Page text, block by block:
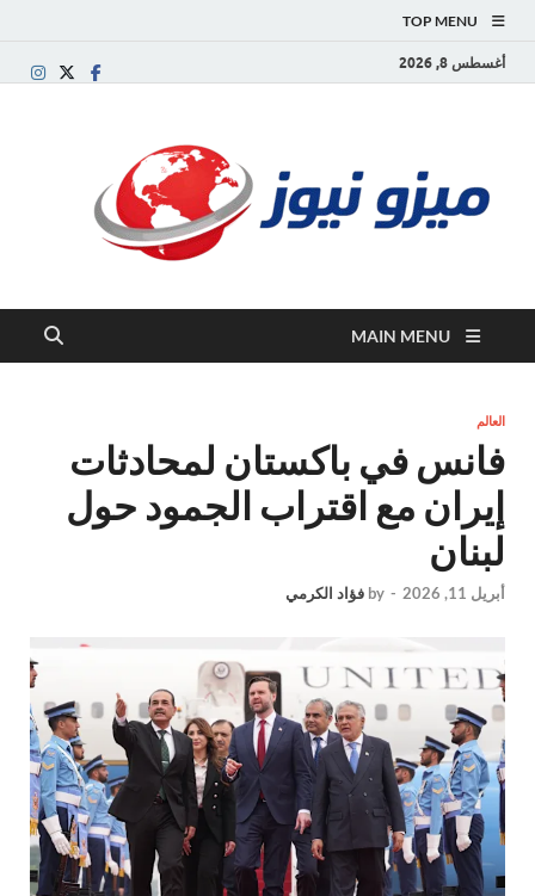
TOP MENU
أغسطس 8, 2026
MAIN MENU
العالم
فانس في باكستان لمحادثات
إيران مع اقتراب الجمود حول
لبنان
أبريل 11, 2026 -
by فؤاد الكرمي